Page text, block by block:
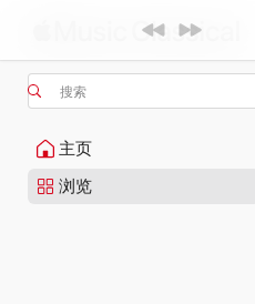
搜索
主页
浏览